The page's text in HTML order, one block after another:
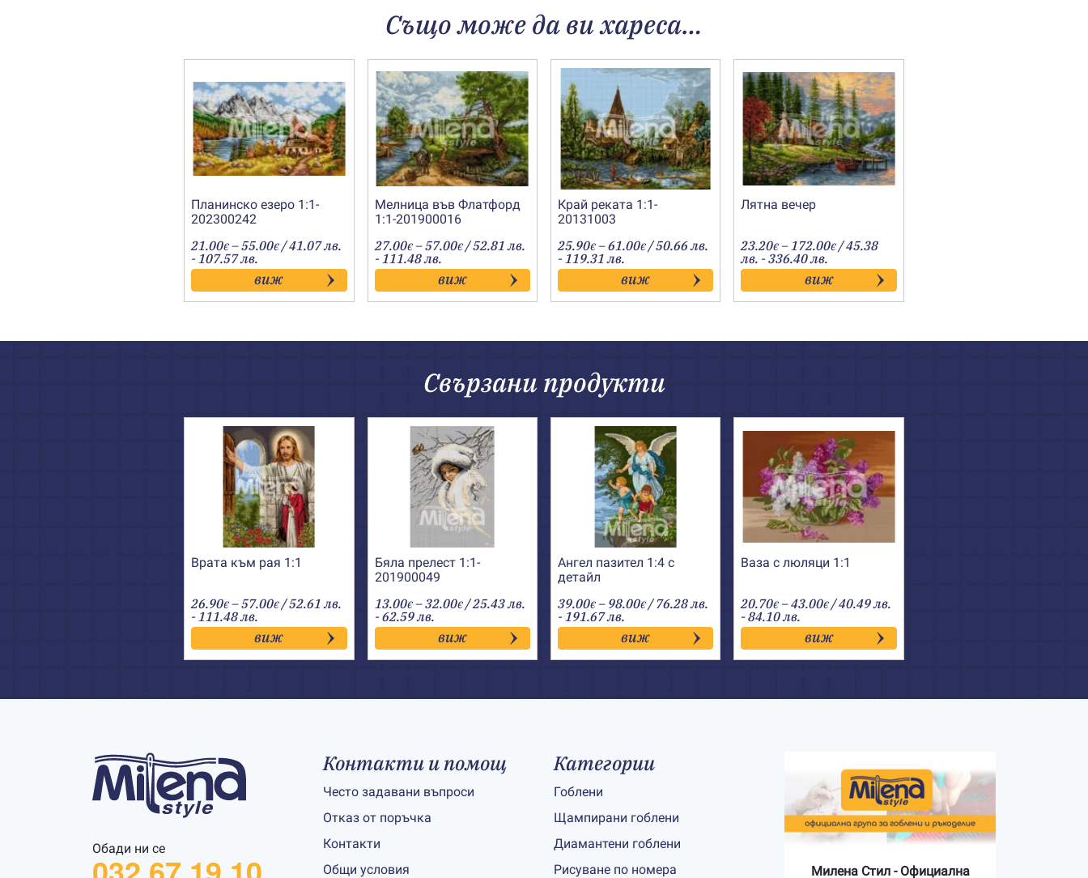
Също може да ви хареса…
Планинско езеро 1:1-
202300242
21.00€ –55.00€Price
range:
21.00€
through
55.00€
/ 41.07 лв.
- 107.57 лв.
виж
Мелница във Флатфорд
1:1-201900016
27.00€ –57.00€Price
range:
27.00€
through
57.00€
/ 52.81 лв.
- 111.48 лв.
виж
Край реката 1:1-
20131003
25.90€ –61.00€Price
range:
25.90€
through
61.00€
/ 50.66 лв.
- 119.31 лв.
виж
Лятна вечер
23.20€ –172.00€Price
range:
23.20€
through
172.00€
/ 45.38
лв. - 336.40 лв.
виж
Свързани продукти
Врата към рая 1:1
26.90€ –57.00€Price
range:
26.90€
through
57.00€
/ 52.61 лв.
- 111.48 лв.
виж
Бяла прелест 1:1-
201900049
13.00€ –32.00€Price
range:
13.00€
through
32.00€
/ 25.43 лв.
- 62.59 лв.
виж
Ангел пазител 1:4 с
детайл
39.00€ – 98.00€Price
range:
39.00€
through
98.00€
/ 76.28 лв.
- 191.67 лв.
виж
Ваза с люляци 1:1
20.70€ –43.00€Price
range:
20.70€
through
43.00€
/ 40.49 лв.
- 84.10 лв.
виж
Обади ни се
Контакти и помощ
Често задавани въпроси
Отказ от поръчка
Контакти
Общи условия
Категории
Гоблени
Щампирани гоблени
Диамантени гоблени
Рисуване по номера
Милена Стил - Официална